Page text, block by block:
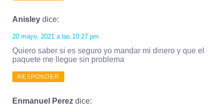
Anisley dice:
20 mayo, 2021 a las 10:27 pm
Quiero saber si es seguro yo mandar mi dinero y que el
paquete me llegue sin problema
RESPONDER
Enmanuel Perez dice: